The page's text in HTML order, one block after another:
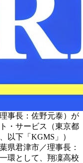
事長：佐野元泰）が
・サービス（東京都
下「KGMS」）
県君津市／理事長：
環として、翔凜高校